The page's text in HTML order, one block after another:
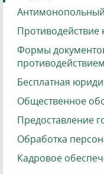
Противодействие
Формы
Бесплатная
Общественное
Предоставление
Обработка
Кадровое